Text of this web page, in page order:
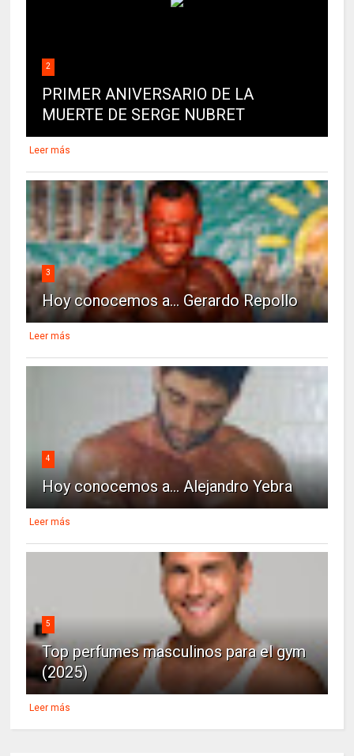
2
PRIMER ANIVERSARIO DE LA
MUERTE DE SERGE NUBRET
Leer más
3
Hoy conocemos a... Gerardo Repollo
Leer más
4
Hoy conocemos a... Alejandro Yebra
Leer más
5
Top perfumes masculinos para el gym
(2025)
Leer más